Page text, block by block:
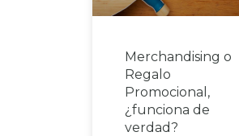
Merchandising o
Regalo
Promocional,
¿funciona de
verdad?